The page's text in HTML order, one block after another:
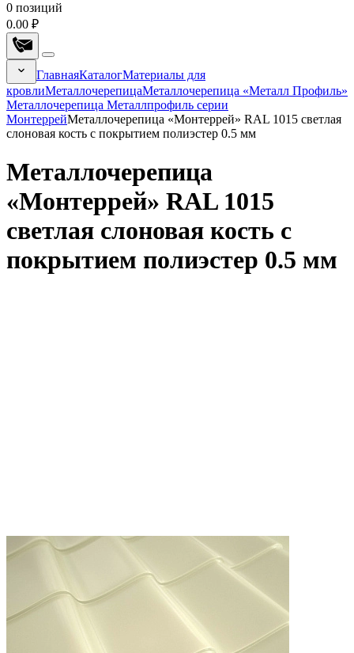
0 позиций
0.00 ₽
ГлавнаяКаталогМатериалы для
кровлиМеталлочерепицаМеталлочерепица «Металл Профиль»
Металлочерепица Металлпрофиль серии
МонтеррейМеталлочерепица «Монтеррей» RAL 1015 светлая
слоновая кость с покрытием полиэстер 0.5 мм
Металлочерепица
«Монтеррей» RAL 1015
светлая слоновая кость с
покрытием полиэстер 0.5 мм